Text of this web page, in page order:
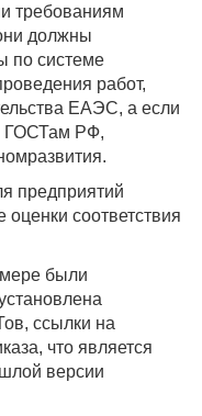
требованиям
должны
по системе
работ,
ЕАЭС, а если
ГОСТам РФ,
предприятий
соответствия
были
ссылки на
что является
версии